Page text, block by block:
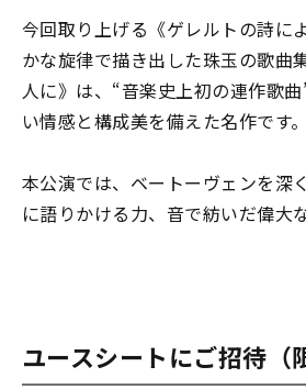
今回取り上げる《ゲレルトの詩に
かな旋律で描き出した珠玉の歌曲
人に》は、“音楽史上初の連作歌
い情感と構成美を備えた名作です。
本公演では、ベートーヴェンを深
に語りかける力、音で紡いだ偉大
ユースシートにご招待（